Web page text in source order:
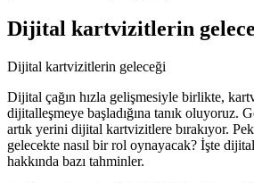
Dijital kartvizitlerin
Dijital kartvizitlerin geleceği
Dijital çağın hızla gelişmesiyle birlikte,
dijitalleşmeye başladığına tanık oluyoruz.
artık yerini dijital kartvizitlere bırakıyor.
gelecekte nasıl bir rol oynayacak? İşte
hakkında bazı tahminler.